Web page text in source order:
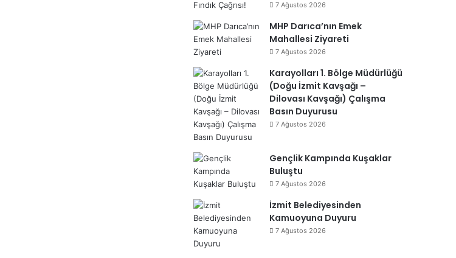
7 Ağustos 2026
MHP Darıca’nın Emek
Mahallesi Ziyareti
7 Ağustos 2026
Karayolları 1. Bölge Müdürlüğü
(Doğu İzmit Kavşağı –
Dilovası Kavşağı) Çalışma
Basın Duyurusu
7 Ağustos 2026
Gençlik Kampında Kuşaklar
Buluştu
7 Ağustos 2026
İzmit Belediyesinden
Kamuoyuna Duyuru
7 Ağustos 2026